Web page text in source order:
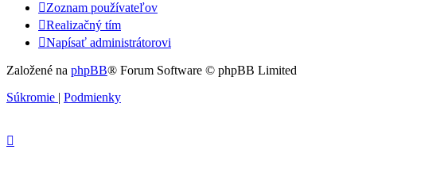
Zoznam používateľov
Realizačný tím
Napísať administrátorovi
Založené na phpBB® Forum Software © phpBB Limited
Súkromie | Podmienky